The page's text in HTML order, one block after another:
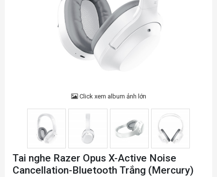
Click xem album ảnh lớn
Tai nghe Razer Opus X-Active Noise
Cancellation-Bluetooth Trắng (Mercury)